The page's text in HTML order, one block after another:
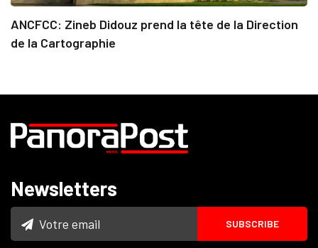
ANCFCC: Zineb Didouz prend la tête de la Direction
de la Cartographie
Newsletters